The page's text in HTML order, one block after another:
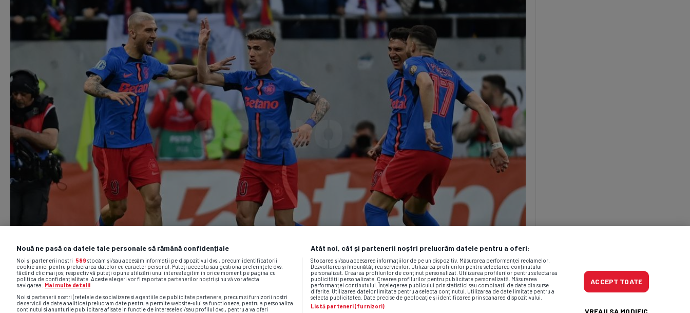
Nouă ne pasă ca datele tale personale să rămână confidențiale
Noi și partenerii noștri 589 stocăm și/sau accesăm informații pe dispozitivul dvs., precum identificatorii
cookie unici pentru prelucrarea datelor cu caracter personal. Puteți accepta sau gestiona preferințele dvs.
făcând clic mai jos, respectiv vă puteți opune utilizării unui interes legitim în orice moment pe pagina cu
politica de confidențialitate. Aceste alegeri vor fi raportate partenerilor noștri și nu vă vor afecta
navigarea.
Mai multe detalii
Noi si partenerii nostri (retelele de socializare si agentiile de publicitate partenere, precum si furnizorii nostri
de servicii de date analitice) prelucram date pentru a permite website-ului sa functioneze, pentru a personaliza
continutul si anunturile publicitare afisate in functie de interesele si/sau profilul dvs., pentru a va oferi
Atât noi, cât și partenerii noștri prelucrăm datele pentru a oferi:
Stocarea și/sau accesarea informațiilor de pe un dispozitiv. Măsurarea performanței reclamelor.
Dezvoltarea și îmbunătățirea serviciilor. Utilizarea profilurilor pentru selectarea conținutului
personalizat. Crearea profilurilor de conținut personalizat. Utilizarea profilurilor pentru selectarea
publicității personalizate. Crearea profilurilor pentru publicitate personalizată. Măsurarea
performanței conținutului. Înțelegerea publicului prin statistici sau combinații de date din surse
diferite. Utilizarea datelor limitate pentru a selecta conținutul. Utilizarea de date limitate pentru a
selecta publicitatea. Date precise de geolocație și identificarea prin scanarea dispozitivului.
Listă parteneri (furnizori)
ACCEPT TOATE
VREAU SA MODIFIC